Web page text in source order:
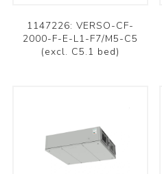
1147226: VERSO-CF-
2000-F-E-L1-F7/M5-C5
(excl. C5.1 bed)